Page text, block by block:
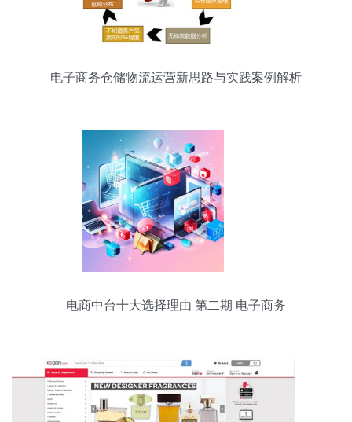
电子商务仓储物流运营新思路与实践案例解析
电商中台十大选择理由 第二期 电子商务